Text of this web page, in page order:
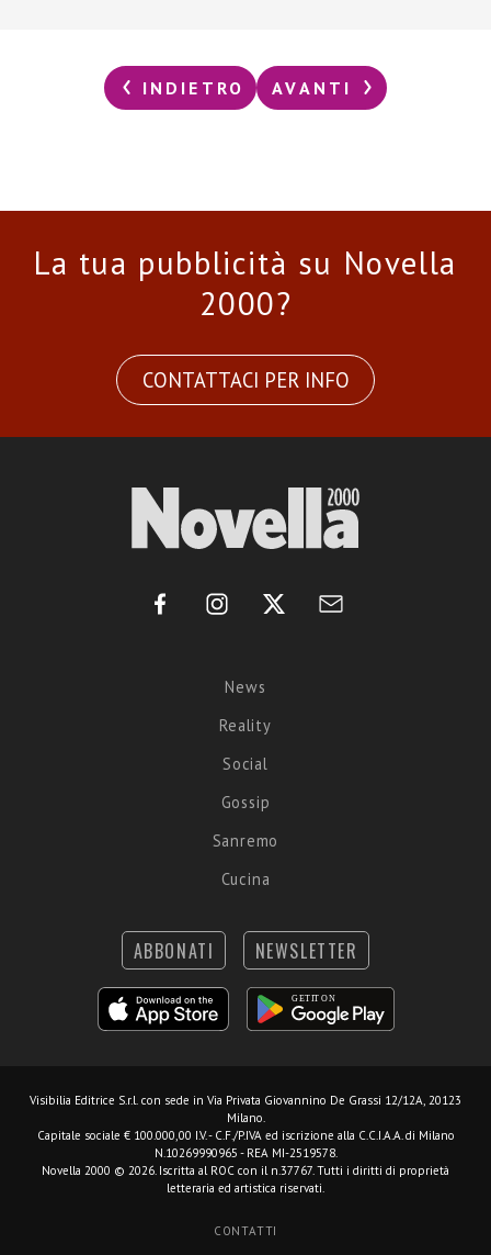
INDIETRO AVANTI
La tua pubblicità su Novella
2000?
CONTATTACI PER INFO
News
Reality
Social
Gossip
Sanremo
Cucina
ABBONATI NEWSLETTER
Visibilia Editrice S.r.l. con sede in Via Privata Giovannino De Grassi 12/12A, 20123
Milano.
Capitale sociale € 100.000,00 I.V. - C.F./P.IVA ed iscrizione alla C.C.I.A.A. di Milano
N.10269990965 - REA MI-2519578.
Novella 2000 © 2026. Iscritta al ROC con il n.37767. Tutti i diritti di proprietà
letteraria ed artistica riservati.
CONTATTI